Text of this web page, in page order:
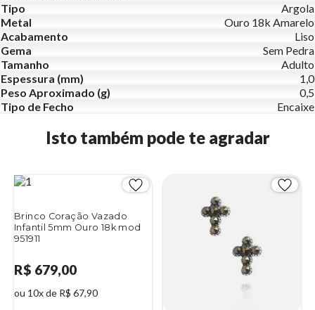
Tipo
Argola
Metal
Ouro 18k Amarelo
Acabamento
Liso
Gema
Sem Pedra
Tamanho
Adulto
Espessura (mm)
1,0
Peso Aproximado (g)
0,5
Tipo de Fecho
Encaixe
Isto também pode te agradar
Brinco Coração Vazado
Infantil 5mm Ouro 18k mod
951911
R$ 679,00
ou 10x de R$ 67,90